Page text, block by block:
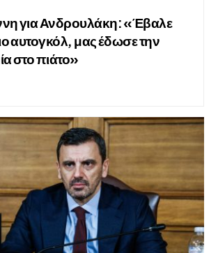
για Ανδρουλάκη: «Έβαλε
αυτογκόλ, μας έδωσε την
στο πιάτο»